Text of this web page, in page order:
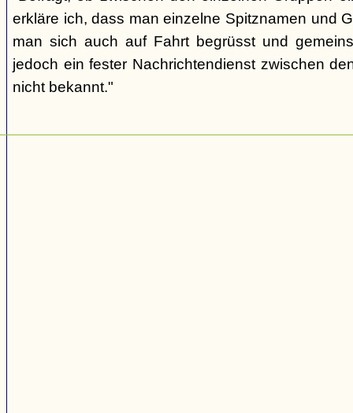
erkläre ich, dass man einzelne Spitznamen und
man sich auch auf Fahrt begrüsst und
jedoch ein fester Nachrichtendienst zwischen
nicht bekannt."